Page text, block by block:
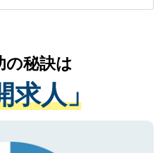
データはご本人の許可
扱いについての厳密な
事業者のみに付与され
ークを取得済みです。
医療機関の状況や紹介
、適切なアドバイスを
。すぐにご転職をされ
なサポートが可能です
ください。
の秘訣は
求人」